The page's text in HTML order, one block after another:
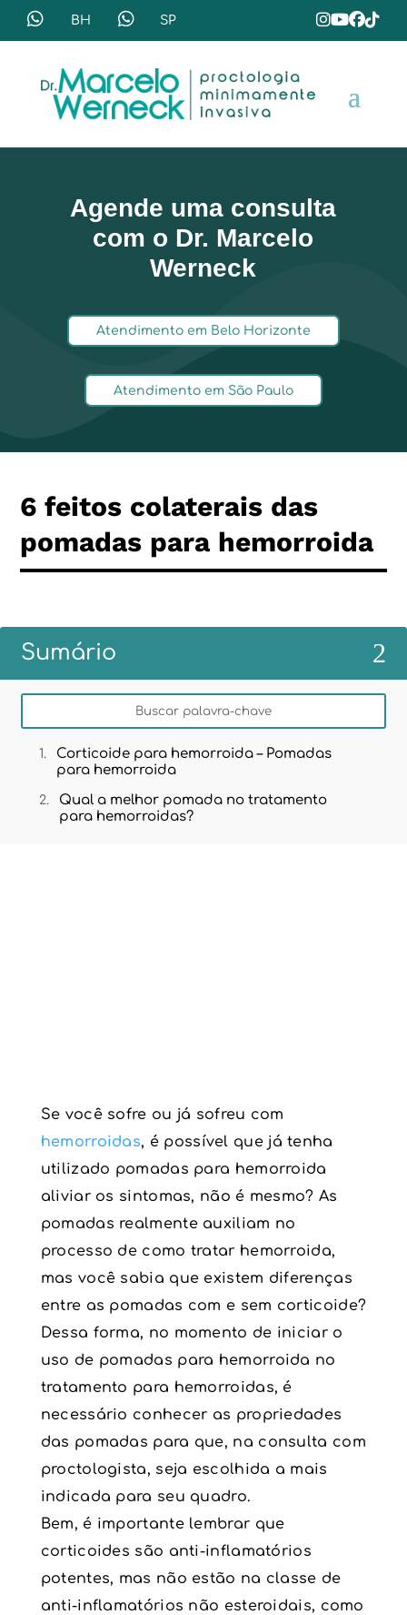
Agende uma consulta
com o Dr. Marcelo
Werneck
Atendimento em Belo Horizonte
Atendimento em São Paulo
6 feitos colaterais das
pomadas para hemorroida
Sumário 2
Corticoide para hemorroida – Pomadas
para hemorroida
Qual a melhor pomada no tratamento
para hemorroidas?
Se você sofre ou já sofreu com
hemorroidas, é possível que já tenha
utilizado pomadas para hemorroida
aliviar os sintomas, não é mesmo? As
pomadas realmente auxiliam no
processo de como tratar hemorroida,
mas você sabia que existem diferenças
entre as pomadas com e sem corticoide?
Dessa forma, no momento de iniciar o
uso de pomadas para hemorroida no
tratamento para hemorroidas, é
necessário conhecer as propriedades
das pomadas para que, na consulta com
proctologista, seja escolhida a mais
indicada para seu quadro.
Bem, é importante lembrar que
corticoides são anti-inflamatórios
potentes, mas não estão na classe de
anti-inflamatórios não esteroidais, como